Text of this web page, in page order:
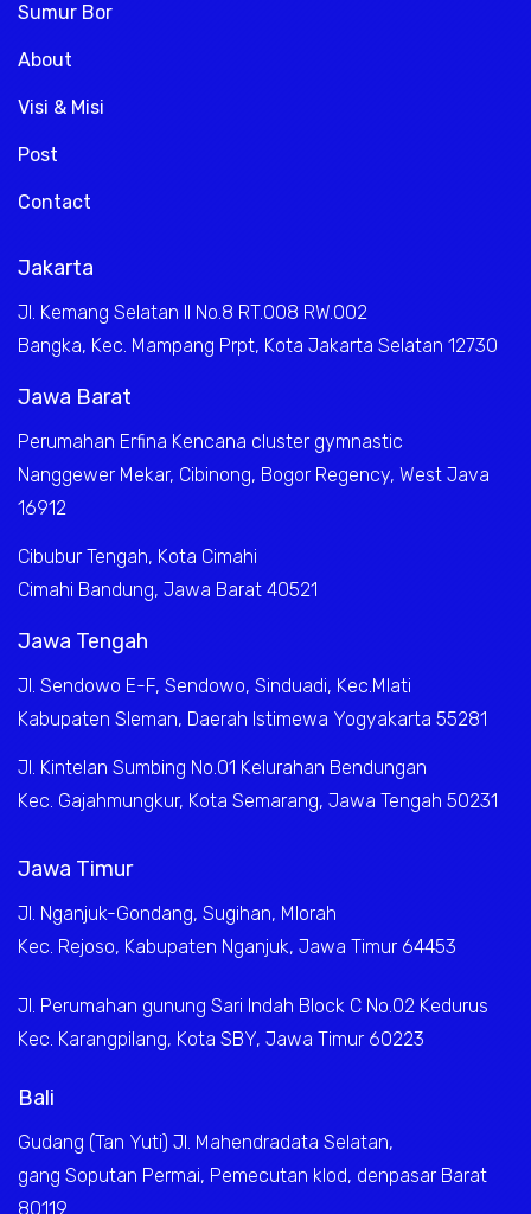
Sumur Bor
About
Visi & Misi
Post
Contact
Jakarta
Jl. Kemang Selatan II No.8 RT.008 RW.002
Bangka, Kec. Mampang Prpt, Kota Jakarta Selatan 12730
Jawa Barat
Perumahan Erfina Kencana cluster gymnastic
Nanggewer Mekar, Cibinong, Bogor Regency, West Java
16912
Cibubur Tengah, Kota Cimahi
Cimahi Bandung, Jawa Barat 40521
Jawa Tengah
Jl. Sendowo E-F, Sendowo, Sinduadi, Kec.Mlati
Kabupaten Sleman, Daerah Istimewa Yogyakarta 55281
Jl. Kintelan Sumbing No.01 Kelurahan Bendungan
Kec. Gajahmungkur, Kota Semarang, Jawa Tengah 50231
Jawa Timur
Jl. Nganjuk-Gondang, Sugihan, Mlorah
Kec. Rejoso, Kabupaten Nganjuk, Jawa Timur 64453
Jl. Perumahan gunung Sari Indah Block C No.02 Kedurus
Kec. Karangpilang, Kota SBY, Jawa Timur 60223
Bali
Gudang (Tan Yuti) Jl. Mahendradata Selatan,
gang Soputan Permai, Pemecutan klod, denpasar Barat
80119